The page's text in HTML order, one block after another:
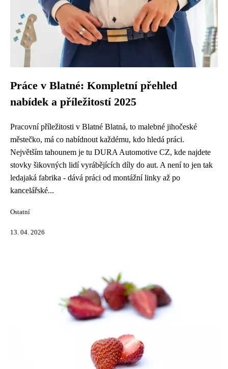
Práce v Blatné: Kompletní přehled
nabídek a příležitostí 2025
Pracovní příležitosti v Blatné Blatná, to malebné jihočeské
městečko, má co nabídnout každému, kdo hledá práci.
Největším tahounem je tu DURA Automotive CZ, kde najdete
stovky šikovných lidí vyrábějících díly do aut. A není to jen tak
ledajaká fabrika - dává práci od montážní linky až po
kancelářské...
Ostatní
13. 04. 2026